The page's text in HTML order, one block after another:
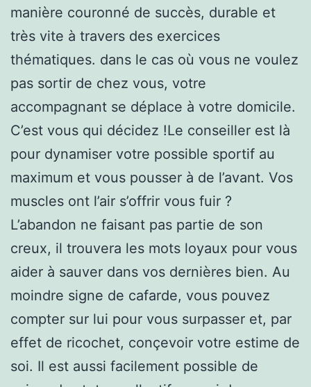
manière couronné de succès, durable et
très vite à travers des exercices
thématiques. dans le cas où vous ne voulez
pas sortir de chez vous, votre
accompagnant se déplace à votre domicile.
C’est vous qui décidez !Le conseiller est là
pour dynamiser votre possible sportif au
maximum et vous pousser à de l’avant. Vos
muscles ont l’air s’offrir vous fuir ?
L’abandon ne faisant pas partie de son
creux, il trouvera les mots loyaux pour vous
aider à sauver dans vos dernières bien. Au
moindre signe de cafarde, vous pouvez
compter sur lui pour vous surpasser et, par
effet de ricochet, conçevoir votre estime de
soi. Il est aussi facilement possible de